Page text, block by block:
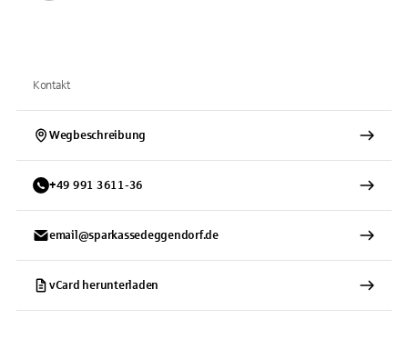
Kontakt
Wegbeschreibung
+49 991 3611-36
email@sparkassedeggendorf.de
vCard herunterladen